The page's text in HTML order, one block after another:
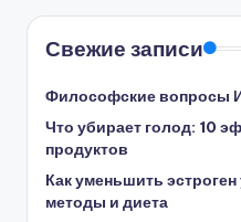
Свежие записи
Философские вопросы
Что убирает голод: 10
продуктов
Как уменьшить
методы и диета